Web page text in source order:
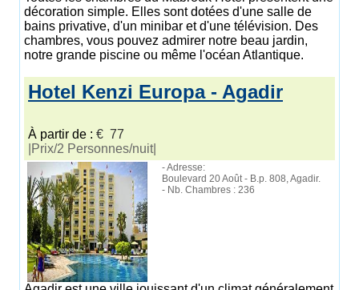
décoration simple. Elles sont dotées d'une salle de
bains privative, d'un minibar et d'une télévision. Des
chambres, vous pouvez admirer notre beau jardin,
notre grande piscine ou même l'océan Atlantique.
Hotel Kenzi Europa - Agadir
À partir de : € 77
|Prix/2 Personnes/nuit|
- Adresse:
Boulevard 20 Août - B.p. 808, Agadir.
- Nb. Chambres : 236